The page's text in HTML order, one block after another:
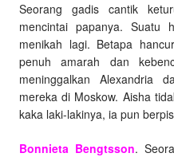
Seorang gadis cantik
mencintai papanya.
menikah lagi. Betapa
penuh amarah dan
meninggalkan Alexandria
mereka di Moskow. Aisha
kaka laki-lakinya, ia pun
Bonnieta Bengtsson.